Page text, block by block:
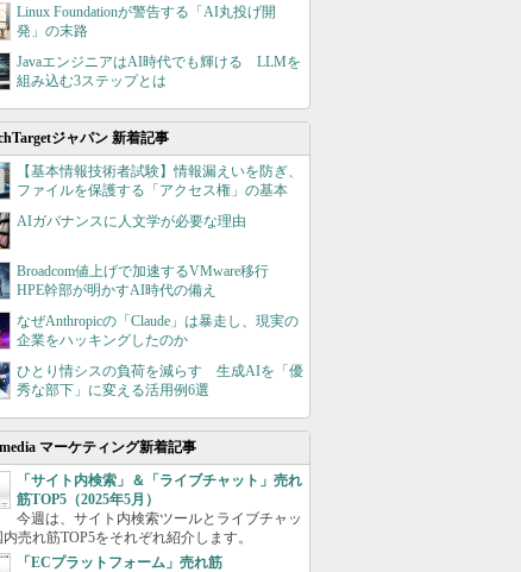
Linux Foundationが警告する「AI丸投げ開
発」の末路
JavaエンジニアはAI時代でも輝ける LLMを
組み込む3ステップとは
ジャパン 新着記事
【基本情報技術者試験】情報漏えいを防ぎ、
ファイルを保護する「アクセス権」の基本
AIガバナンスに人文学が必要な理由
Broadcom値上げで加速するVMware移行
HPE幹部が明かすAI時代の備え
なぜAnthropicの「Claude」は暴走し、現実の
企業をハッキングしたのか
ひとり情シスの負荷を減らす 生成AIを「優
秀な部下」に変える活用例6選
マーケティング新着記事
「サイト内検索」＆「ライブチャット」売れ
筋TOP5（2025年5月）
今週は、サイト内検索ツールとライブチャッ
内売れ筋TOP5をそれぞれ紹介します。
「ECプラットフォーム」売れ筋